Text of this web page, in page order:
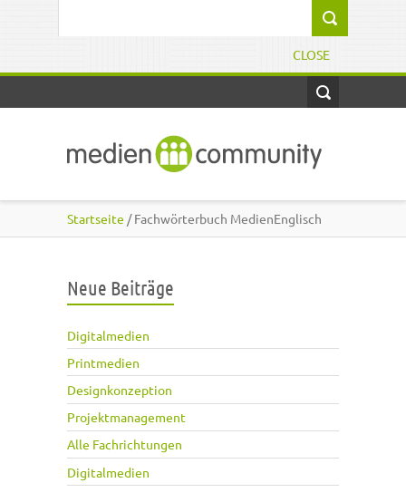
CLOSE
Startseite / Fachwörterbuch MedienEnglisch
Neue Beiträge
Digitalmedien
Printmedien
Designkonzeption
Projektmanagement
Alle Fachrichtungen
Digitalmedien